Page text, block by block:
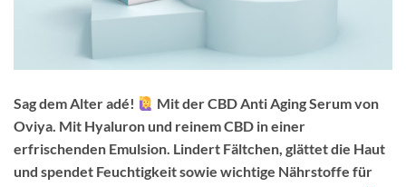
Sag dem Alter adé!
Mit der CBD Anti Aging Serum von
Oviya. Mit Hyaluron und reinem CBD in einer
erfrischenden Emulsion. Lindert Fältchen, glättet die Haut
und spendet Feuchtigkeit sowie wichtige Nährstoffe für